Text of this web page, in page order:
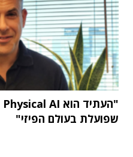
שפועלת בעולם הפיזי"